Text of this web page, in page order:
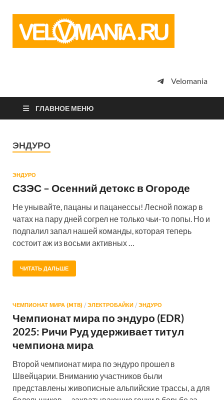
просто
Velomania
ГЛАВНОЕ МЕНЮ
ЭНДУРО
ЭНДУРО
СЗЭС – Осенний детокс в Огороде
Не унывайте, пацаны и пацанессы! Лесной пожар в
чатах на пару дней согрел не только чьи-то попы. Но и
подпалил запал нашей команды, которая теперь
состоит аж из восьми активных …
ЧИТАТЬ ДАЛЬШЕ
ЧЕМПИОНАТ МИРА (MTB) / ЭЛЕКТРОБАЙКИ / ЭНДУРО
Чемпионат мира по эндуро (EDR)
2025: Ричи Руд удерживает титул
чемпиона мира
Второй чемпионат мира по эндуро прошел в
Швейцарии. Вниманию участников были
представлены живописные альпийские трассы, а для